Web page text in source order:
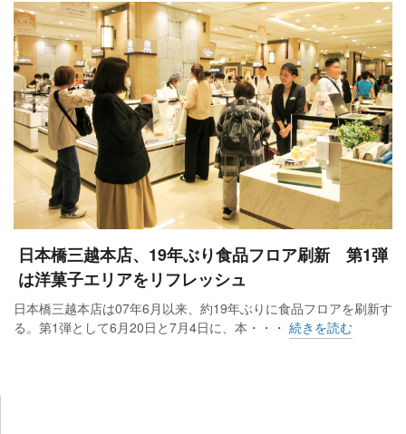
日本橋三越本店、19年ぶり食品フロア刷新 第1弾
は洋菓子エリアをリフレッシュ
日本橋三越本店は07年6月以来、約19年ぶりに食品フロアを刷新す
る。第1弾として6月20日と7月4日に、本・・・ 続きを読む